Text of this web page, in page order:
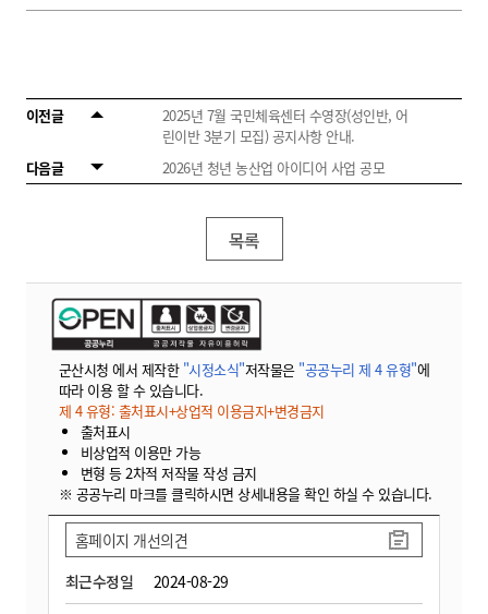
이전글
2025년 7월 국민체육센터 수영장(성인반, 어
린이반 3분기 모집) 공지사항 안내.
다음글
2026년 청년 농산업 아이디어 사업 공모
목록
군산시청 에서 제작한 "시정소식"저작물은 "공공누리 제 4 유형"에
따라 이용 할 수 있습니다.
제 4 유형: 출처표시+상업적 이용금지+변경금지
출처표시
비상업적 이용만 가능
변형 등 2차적 저작물 작성 금지
※ 공공누리 마크를 클릭하시면 상세내용을 확인 하실 수 있습니다.
최근수정일 2024-08-29
홈페이지 개선의견